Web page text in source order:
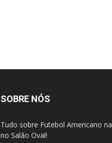
SOBRE NÓS
Tudo sobre Futebol Americano
no Salão Oval!